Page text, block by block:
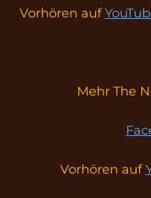
Vorhören auf
Mehr The
Vorhören auf